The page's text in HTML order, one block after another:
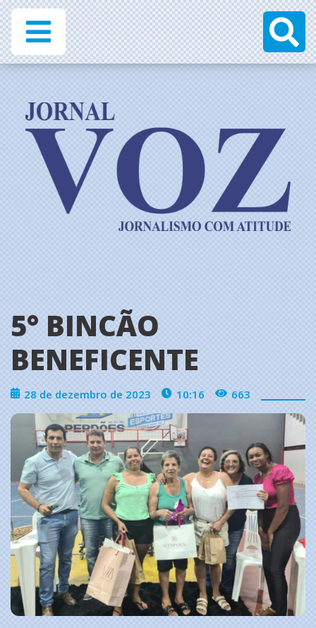
5° BINCÃO
BENEFICENTE
28 de dezembro de 2023 10:16 663